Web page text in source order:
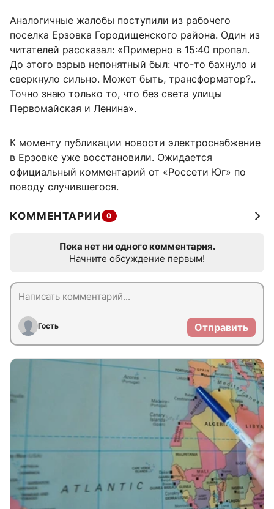
Аналогичные жалобы поступили из рабочего
поселка Ерзовка Городищенского района. Один из
читателей рассказал: «Примерно в 15:40 пропал.
До этого взрыв непонятный был: что-то бахнуло и
сверкнуло сильно. Может быть, трансформатор?..
Точно знаю только то, что без света улицы
Первомайская и Ленина».
К моменту публикации новости электроснабжение
в Ерзовке уже восстановили. Ожидается
официальный комментарий от «Россети Юг» по
поводу случившегося.
КОММЕНТАРИИ 0
Пока нет ни одного комментария.
Начните обсуждение первым!
Гость Отправить